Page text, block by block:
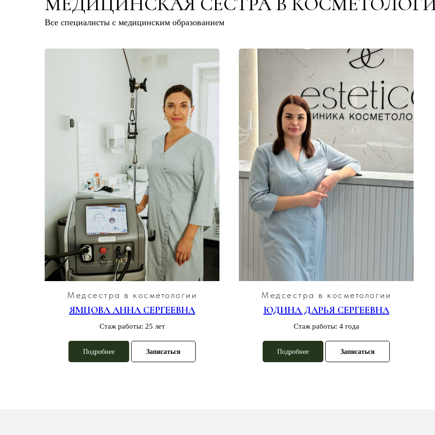
Все специалисты с медицинским образованием
Медсестра в косметологии
ЯМЦОВА АННА СЕРГЕЕВНА
Стаж работы: 25 лет
Подробнее Записаться
Медсестра в косметологии
ЮДИНА ДАРЬЯ СЕРГЕЕВНА
Стаж работы: 4 года
Подробнее Записаться